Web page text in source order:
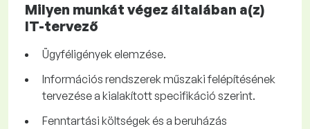
Milyen munkát végez általában a(z)
IT-tervező
Ügyféligények elemzése.
Információs rendszerek műszaki felépítésének
tervezése a kialakított specifikáció szerint.
Fenntartási költségek és a beruházás